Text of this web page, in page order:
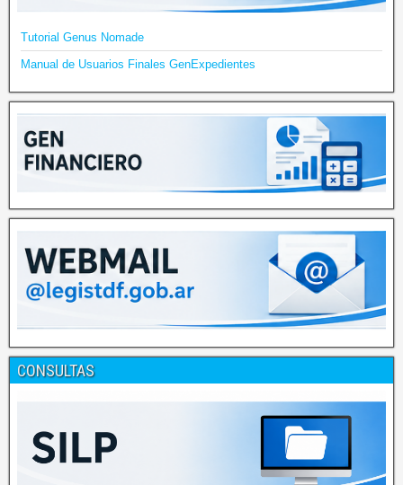
Tutorial Genus Nomade
Manual de Usuarios Finales GenExpedientes
CONSULTAS